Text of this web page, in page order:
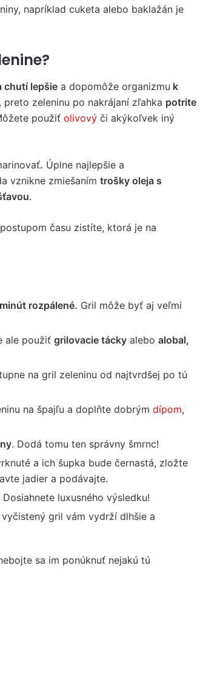
napríklad cuketa alebo baklažán je
chutí lepšie a dopomôže organizmu k
, preto zeleninu po nakrájaní zľahka potrite
použiť olivový či akýkoľvek iný
. Úplne najlepšie a
vznikne zmiešaním trošky oleja s
.
času zistíte, ktorá je na
rozpálené. Gril môže byť aj veľmi
ale použiť grilovacie tácky alebo alobal,
na gril zeleninu od najtvrdšej po tú
na špajľu a doplňte dobrým dípom,
. Dodá tomu ten správny šmrnc!
a ich šupka bude černastá, zložte
jadier a podávajte.
Dosiahnete luxusného výsledku!
gril vám vydrží dlhšie a
sa im ponúknuť nejakú tú